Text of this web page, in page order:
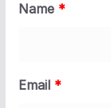
Name *
Email *